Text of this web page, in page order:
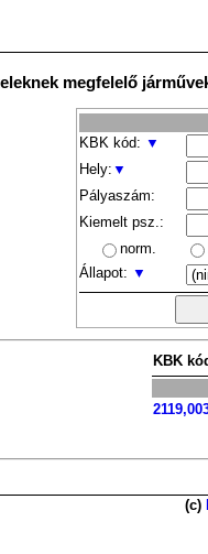
megfelelő
KBK kód: ▼
Hely: ▼
Pályaszám:
Kiemelt psz.:
norm.
Állapot: ▼
KBK
(c)